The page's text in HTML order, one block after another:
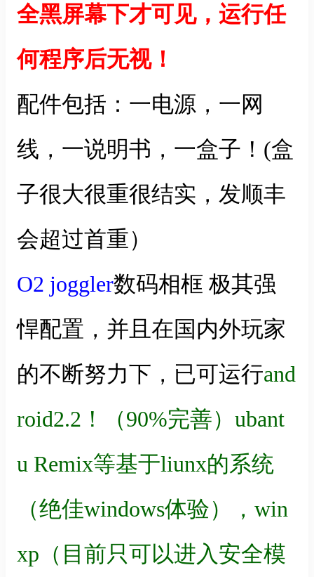
全黑屏幕下才可见，运行任
何程序后无视！
配件包括：一电源，一网
线，一说明书，一盒子！(盒
子很大很重很结实，发顺丰
会超过首重）
O2 joggler数码相框 极其强
悍配置，并且在国内外玩家
的不断努力下，已可运行and
roid2.2！（90%完善）ubant
u Remix等基于liunx的系统
（绝佳windows体验），win
xp（目前只可以进入安全模